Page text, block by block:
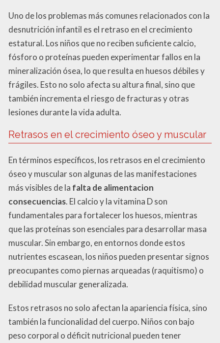
Uno de los problemas más comunes relacionados con la
desnutrición infantil es el retraso en el crecimiento
estatural. Los niños que no reciben suficiente calcio,
fósforo o proteínas pueden experimentar fallos en la
mineralización ósea, lo que resulta en huesos débiles y
frágiles. Esto no solo afecta su altura final, sino que
también incrementa el riesgo de fracturas y otras
lesiones durante la vida adulta.
Retrasos en el crecimiento óseo y muscular
En términos específicos, los retrasos en el crecimiento
óseo y muscular son algunas de las manifestaciones
más visibles de la falta de alimentacion
consecuencias. El calcio y la vitamina D son
fundamentales para fortalecer los huesos, mientras
que las proteínas son esenciales para desarrollar masa
muscular. Sin embargo, en entornos donde estos
nutrientes escasean, los niños pueden presentar signos
preocupantes como piernas arqueadas (raquitismo) o
debilidad muscular generalizada.
Estos retrasos no solo afectan la apariencia física, sino
también la funcionalidad del cuerpo. Niños con bajo
peso corporal o déficit nutricional pueden tener